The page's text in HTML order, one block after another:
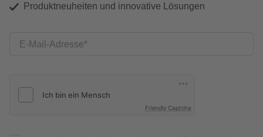
Produktneuheiten und innovative Lösungen
E-Mail-Adresse
Friendly Captcha